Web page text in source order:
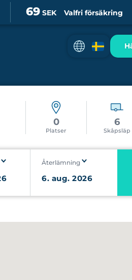
Valfri försäkring
69 SEK
0
Platser
6
Skåpsläp
Återlämning